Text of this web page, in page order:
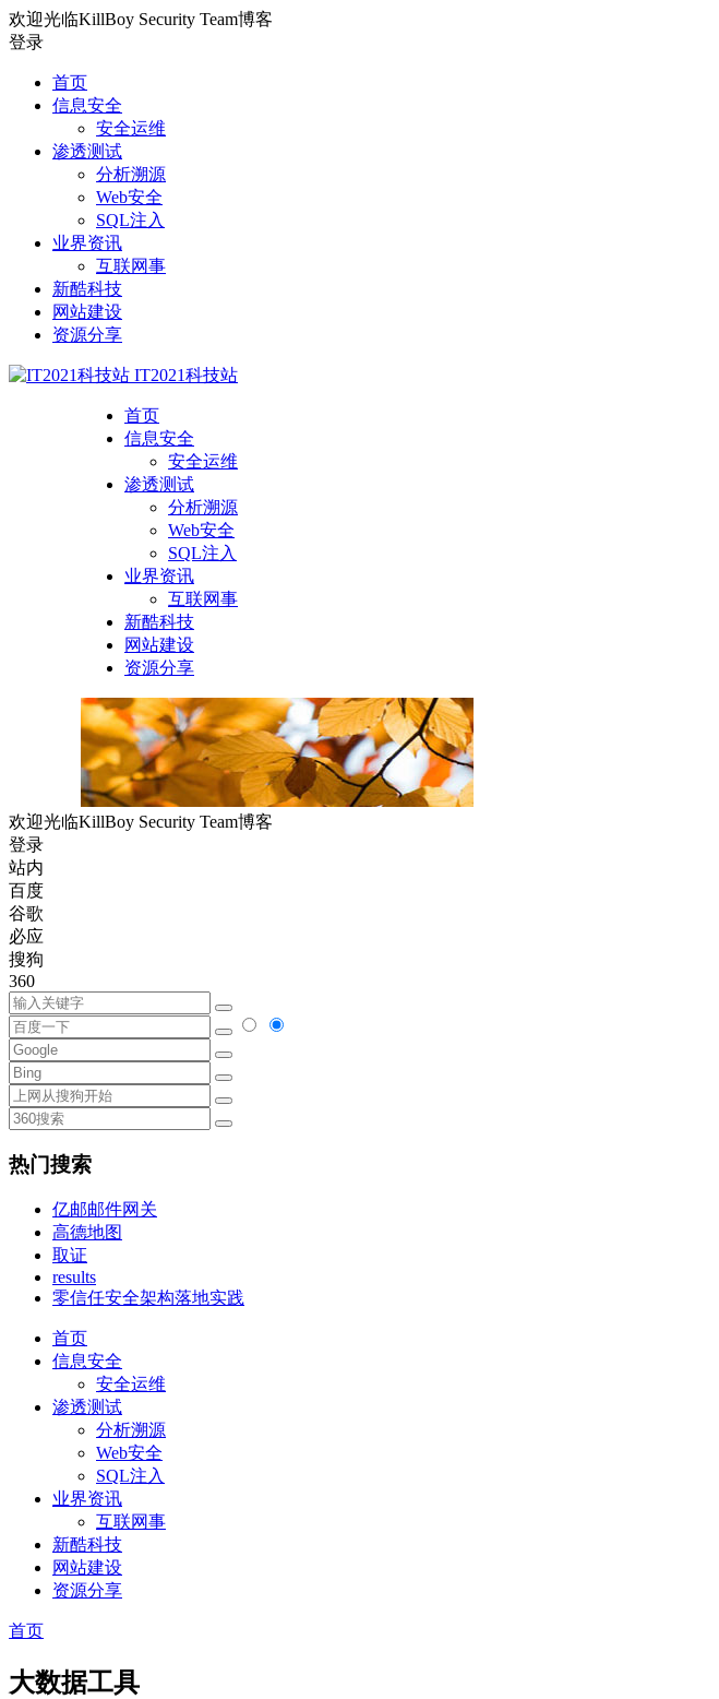
欢迎光临KillBoy Security Team博客
登录
首页
信息安全
安全运维
渗透测试
分析溯源
Web安全
SQL注入
业界资讯
互联网事
新酷科技
网站建设
资源分享
IT2021科技站
首页
信息安全
安全运维
渗透测试
分析溯源
Web安全
SQL注入
业界资讯
互联网事
新酷科技
网站建设
资源分享
欢迎光临KillBoy Security Team博客
登录
站内
百度
谷歌
必应
搜狗
360
热门搜索
亿邮邮件网关
高德地图
取证
results
零信任安全架构落地实践
首页
信息安全
安全运维
渗透测试
分析溯源
Web安全
SQL注入
业界资讯
互联网事
新酷科技
网站建设
资源分享
首页
大数据工具